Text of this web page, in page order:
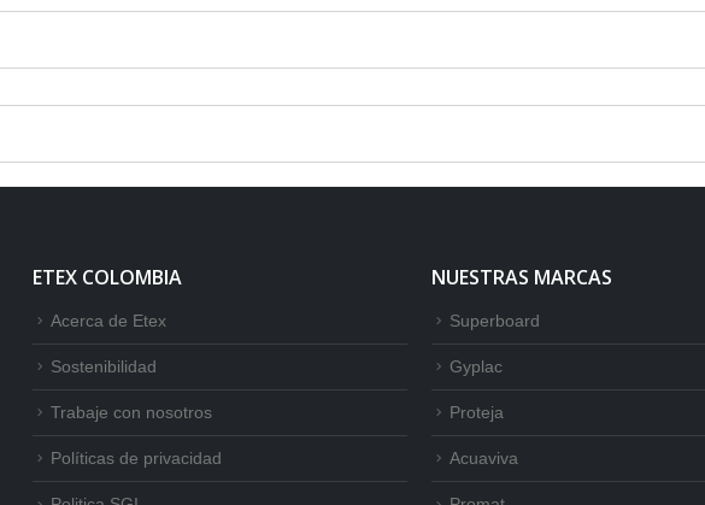
ETEX COLOMBIA
Acerca de Etex
Sostenibilidad
Trabaje con nosotros
Políticas de privacidad
NUESTRAS MARCAS
Superboard
Gyplac
Proteja
Acuaviva